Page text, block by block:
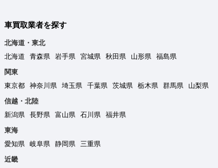
車買取業者を探す
北海道・東北
北海道
青森県 岩手県 宮城県 秋田県 山形県
福島県
関東
東京都
神奈川県 埼玉県 千葉県 茨城県 栃木県 群馬県
山梨県
信越・北陸
新潟県
長野県 富山県 石川県
福井県
東海
愛知県
岐阜県 静岡県
三重県
近畿